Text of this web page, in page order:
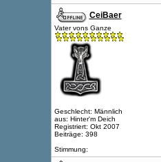
CeiBaer
Vater vons Ganze
Geschlecht: Männlich
aus: Hinter'm Deich
Registriert: Okt 2007
Beiträge: 398
Stimmung: